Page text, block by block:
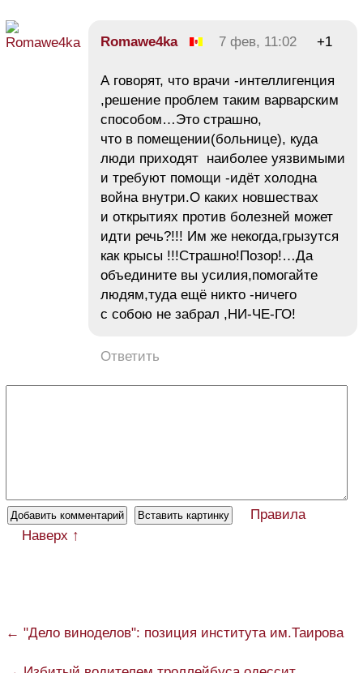
Romawe4ka 7 фев, 11:02 +1
А говорят, что врачи -интеллигенция
,решение проблем таким варварским
способом…Это страшно,
что в помещении(больнице), куда
люди приходят наиболее уязвимыми
и требуют помощи -идёт холодна
война внутри.О каких новшествах
и открытиях против болезней может
идти речь?!!! Им же некогда,грызутся
как крысы !!!Страшно!Позор!…Да
объедините вы усилия,помогайте
людям,туда ещё никто -ничего
с собою не забрал ,НИ-ЧЕ-ГО!
Ответить
Правила
Наверх ↑
← "Дело виноделов": позиция института им.Таирова